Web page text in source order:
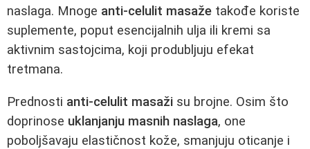
naslaga. Mnoge anti-celulit masaže takođe koriste
suplemente, poput esencijalnih ulja ili kremi sa
aktivnim sastojcima, koji produbljuju efekat
tretmana.
Prednosti anti-celulit masaži su brojne. Osim što
doprinose uklanjanju masnih naslaga, one
poboljšavaju elastičnost kože, smanjuju oticanje i